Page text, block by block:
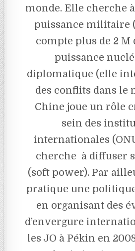
monde. Elle cherche
puissance militaire
compte plus de 2 M
puissance
diplomatique (elle
des conflits dans le
Chine joue un rôle
sein des
internationales
cherche à diffuser
(soft power). Par
pratique une
en organisant des
d’envergure
les JO à Pékin en